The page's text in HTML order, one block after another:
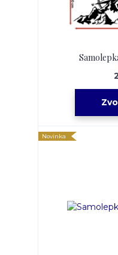
Novinka